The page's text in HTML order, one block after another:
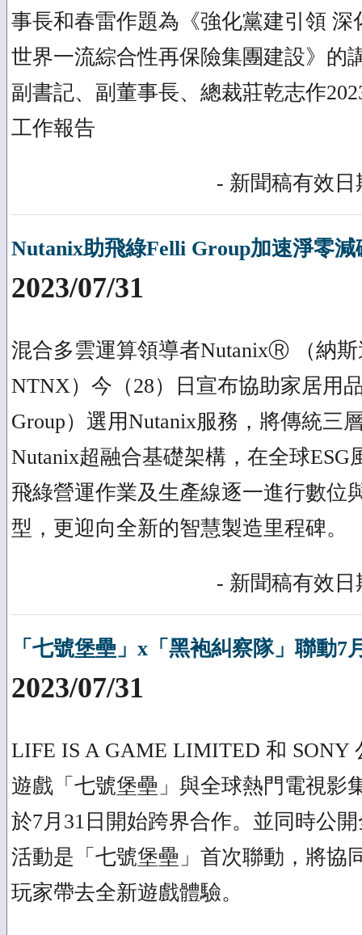
事長和春雷作題為《強化黨建引領 深
世界一流綜合性再保險集團建設》的
副書記、副董事長、總裁莊乾志作
工作報告
- 新聞稿有效日
Nutanix助飛綠Felli Group加速淨零
2023/07/31
混合多雲運算領導者NutanixⓇ （納
NTNX）今（28）日宣布協助家居用
Group）選用Nutanix服務，將傳統三
Nutanix超融合基礎架構，在全球ESG
飛綠營運作業及生產線逐一進行數位
型，更迎向全新的智慧製造里程碑。
- 新聞稿有效日
「七號堡壘」x「黑袍糾察隊」聯動7
2023/07/31
LIFE IS A GAME LIMITED 和 SONY
遊戲「七號堡壘」與全球熱門電視影
於7月31日開始跨界合作。並同時公
活動是「七號堡壘」首次聯動，將協
玩家帶去全新遊戲體驗。